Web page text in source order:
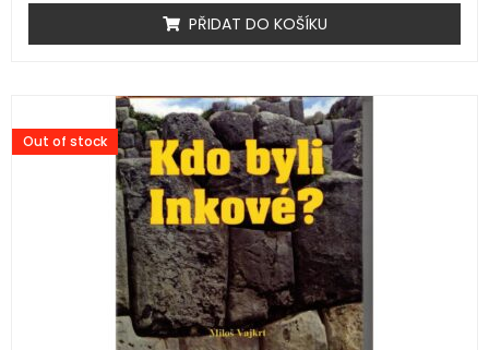
5
PŘIDAT DO KOŠÍKU
Out of stock